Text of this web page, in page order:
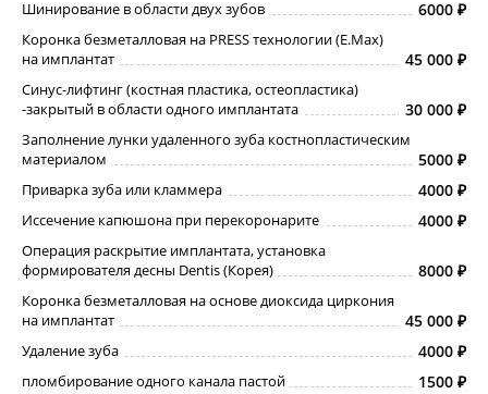
Шинирование в области двух зубов 6000
Коронка безметалловая на PRESS технологии (E.Max)
на имплантат
45 000
Синус-лифтинг (костная пластика, остеопластика)
-закрытый в области одного имплантата
30 000
Заполнение лунки удаленного зуба костнопластическим
материалом
5000
Приварка зуба или кламмера 4000
Иссечение капюшона при перекоронарите 4000
Операция раскрытие имплантата, установка
формирователя десны Dentis (Корея)
8000
Коронка безметалловая на основе диоксида циркония
на имплантат
45 000
Удаление зуба 4000
пломбирование одного канала пастой 1500